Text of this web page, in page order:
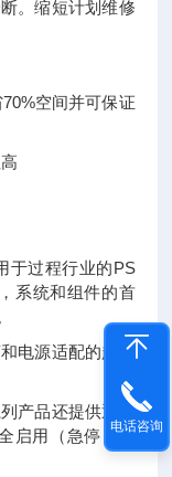
。缩短计划维修
空间并可保证
于过程行业的PS
系统和组件的首
电源适配的超薄
产品还提供通过
启用（急停）和电话咨询